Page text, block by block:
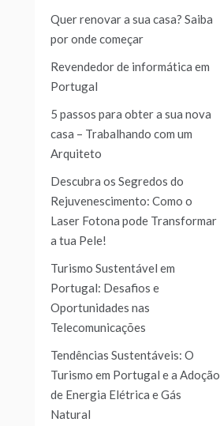
Quer renovar a sua casa? Saiba
por onde começar
Revendedor de informática em
Portugal
5 passos para obter a sua nova
casa – Trabalhando com um
Arquiteto
Descubra os Segredos do
Rejuvenescimento: Como o
Laser Fotona pode Transformar
a tua Pele!
Turismo Sustentável em
Portugal: Desafios e
Oportunidades nas
Telecomunicações
Tendências Sustentáveis: O
Turismo em Portugal e a Adoção
de Energia Elétrica e Gás
Natural